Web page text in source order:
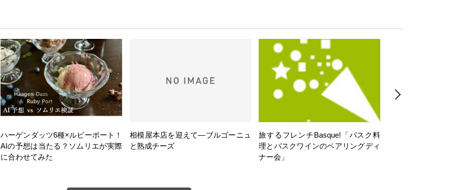
ハーゲンダッツ6種×ルビーポート！
AIの予想は当たる？ソムリエが実際
に合わせてみた
相模屋本店を迎えて―ブルゴーニュ
と熟成チーズ
旅するフレンチBasque!「バスク料
理とバスクワインのペアリングディ
ナー会」